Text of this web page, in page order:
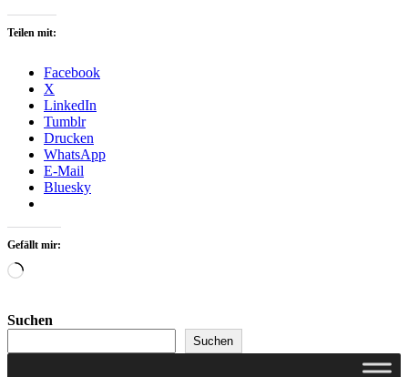
Teilen mit:
Facebook
X
LinkedIn
Tumblr
Drucken
WhatsApp
E-Mail
Bluesky
Gefällt mir:
Wird
Suchen
Suchen